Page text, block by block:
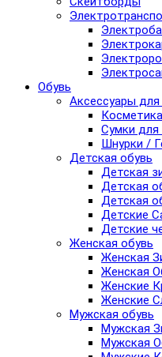
Обувь
Аксессуары для
Сумки для
Шнурки /
Детская обувь
Детская
Детская
Детская
Детские
Детские
Женская обувь
Женская
Женская
Женские
Женские
Мужская обувь
Мужская
Мужская